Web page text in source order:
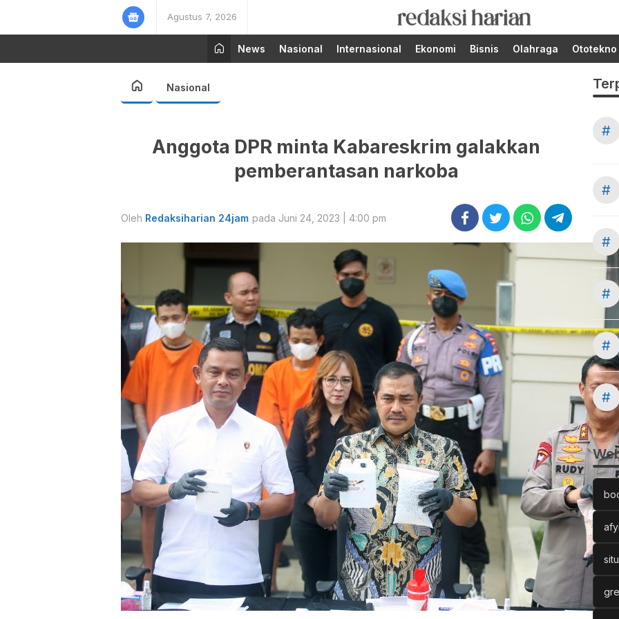
Agustus 7, 2026
RedaksiHarian.com
Berita Terupdate dari
Redaksi Harian!
News
Nasional Internasional Ekonomi Bisnis Olahraga Ototekno
Nasional
Anggota DPR minta Kabareskrim galakkan
pemberantasan narkoba
Oleh Redaksiharian 24jam pada Juni 24, 2023 | 4:00 pm
#
#
#
#
#
#